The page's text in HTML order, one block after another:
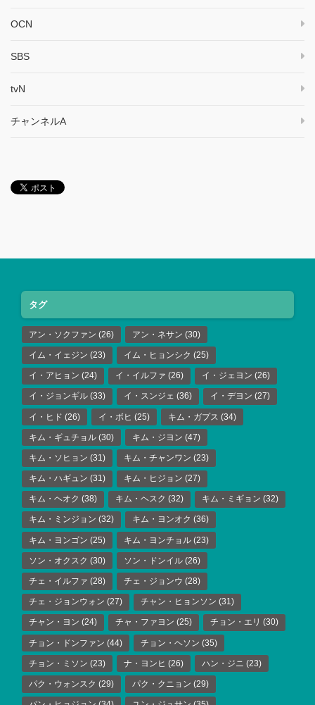
OCN
SBS
tvN
チャンネルA
タグ
アン・ソクファン (26) アン・ネサン (30)
イム・イェジン (23) イム・ヒョンシク (25)
イ・アヒョン (24) イ・イルファ (26) イ・ジェヨン (26)
イ・ジョンギル (33) イ・スンジェ (36) イ・デヨン (27)
イ・ヒド (26) イ・ボヒ (25) キム・ガプス (34)
キム・ギュチョル (30) キム・ジヨン (47)
キム・ソヒョン (31) キム・チャンワン (23)
キム・ハギュン (31) キム・ヒジョン (27)
キム・ヘオク (38) キム・ヘスク (32) キム・ミギョン (32)
キム・ミンジョン (32) キム・ヨンオク (36)
キム・ヨンゴン (25) キム・ヨンチョル (23)
ソン・オクスク (30) ソン・ドンイル (26)
チェ・イルファ (28) チェ・ジョンウ (28)
チェ・ジョンウォン (27) チャン・ヒョンソン (31)
チャン・ヨン (24) チャ・ファヨン (25) チョン・エリ (30)
チョン・ドンファン (44) チョン・ヘソン (35)
チョン・ミソン (23) ナ・ヨンヒ (26) ハン・ジニ (23)
パク・ウォンスク (29) パク・クニョン (29)